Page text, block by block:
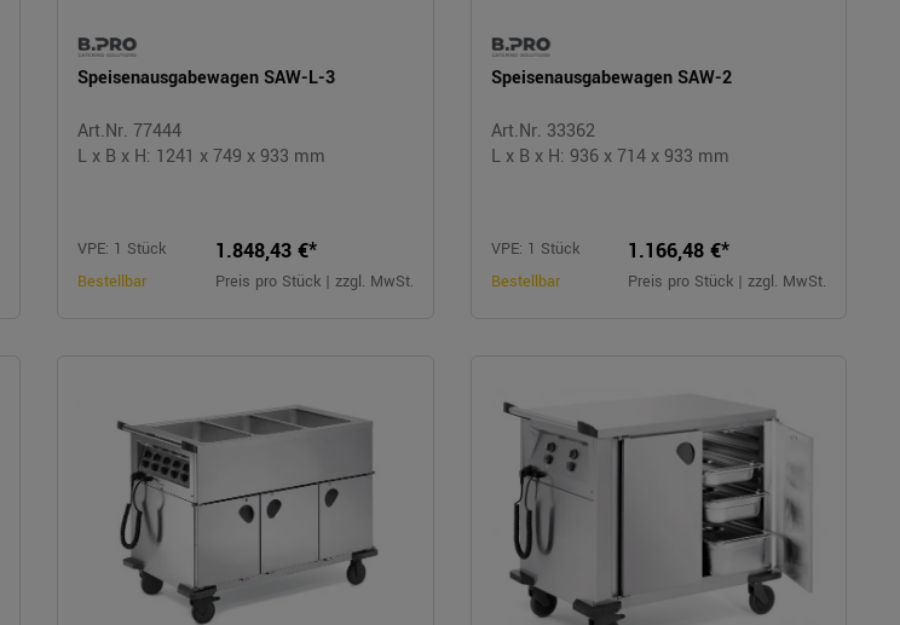
Speisenausgabewagen SAW-L-3
Art.Nr. 77444
L x B x H: 1241 x 749 x 933 mm
VPE: 1 Stück
Bestellbar
1.848,43 €*
Preis pro Stück | zzgl. MwSt.
Speisenausgabewagen SAW-2
Art.Nr. 33362
L x B x H: 936 x 714 x 933 mm
VPE: 1 Stück
Bestellbar
1.166,48 €*
Preis pro Stück | zzgl. MwSt.